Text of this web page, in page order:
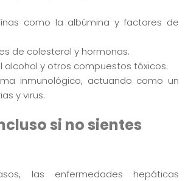
como la albúmina y factores de
de colesterol y hormonas.
alcohol y otros compuestos tóxicos.
inmunológico, actuando como un
y virus.
si no sientes
las enfermedades hepáticas